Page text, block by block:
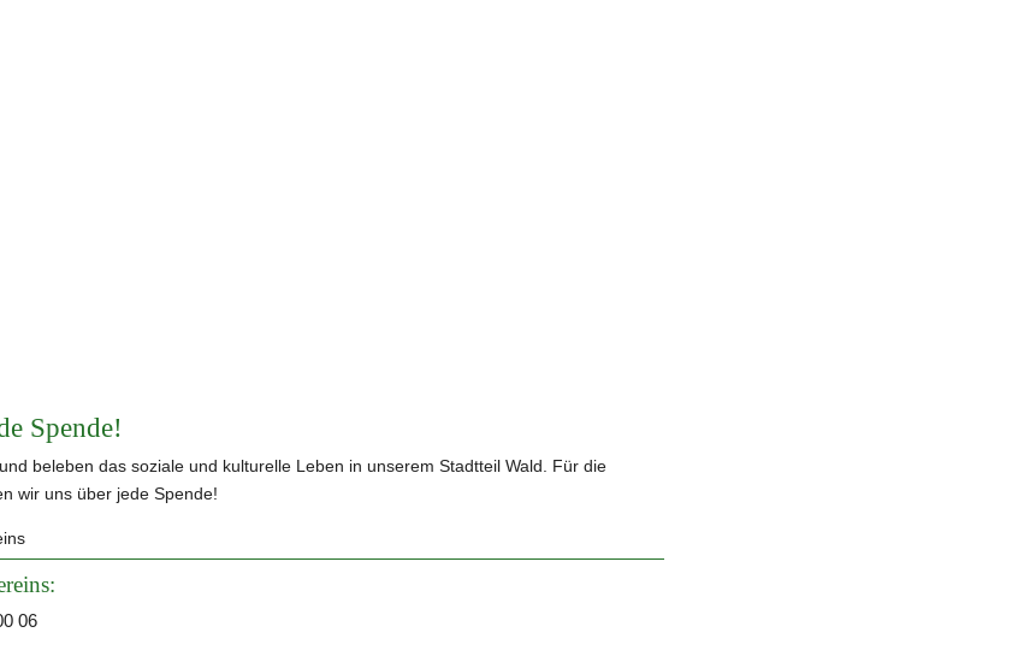
Spende!
beleben das soziale und kulturelle Leben in unserem Stadtteil Wald. Für die
wir uns über jede Spende!
06